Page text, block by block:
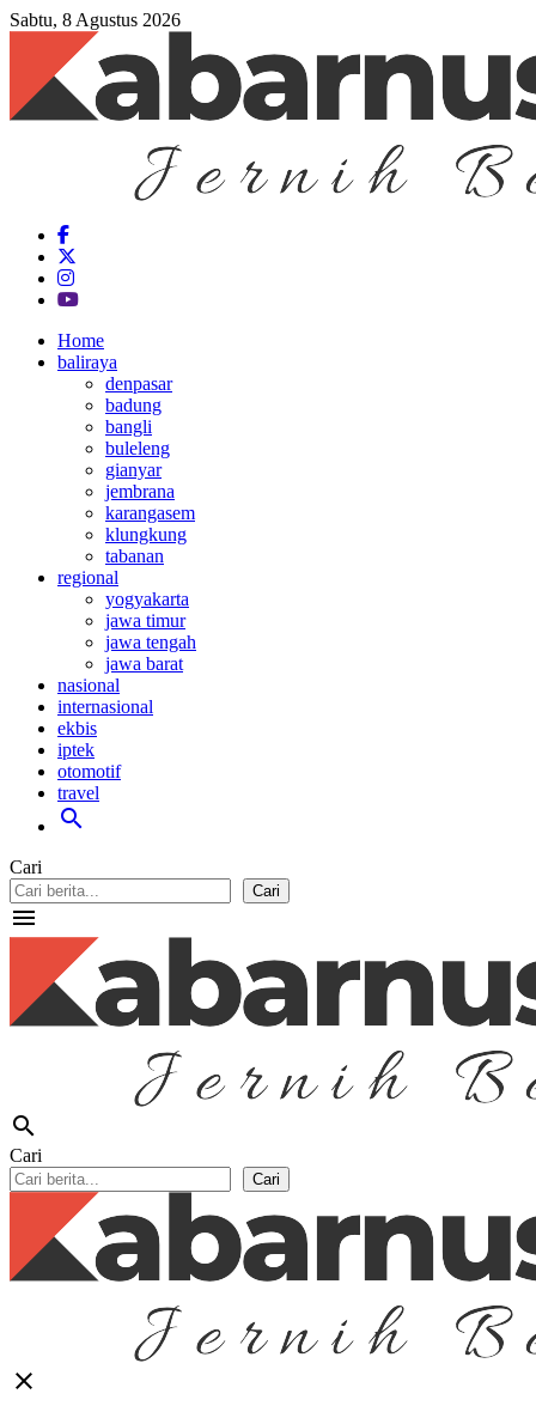
Sabtu, 8 Agustus 2026
Home
baliraya
denpasar
badung
bangli
buleleng
gianyar
jembrana
karangasem
klungkung
tabanan
regional
yogyakarta
jawa timur
jawa tengah
jawa barat
nasional
internasional
ekbis
iptek
otomotif
travel
search
Cari
Cari
menu
search
Cari
Cari
close